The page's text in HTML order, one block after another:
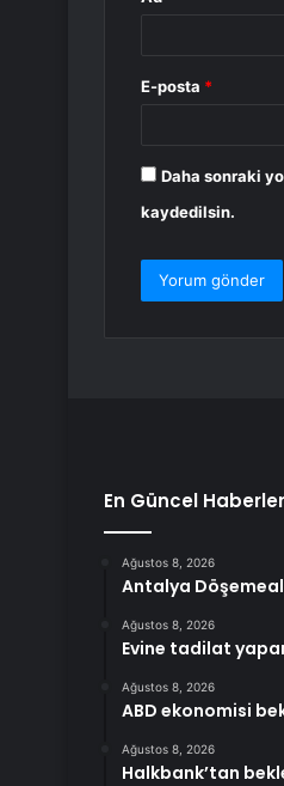
E-posta *
Daha sonraki
kaydedilsin.
En Güncel Haberler
Ağustos 8, 2026
Antalya
Ağustos 8, 2026
Evine tadilat
Ağustos 8, 2026
ABD ekonomisi
Ağustos 8, 2026
Halkbank’tan